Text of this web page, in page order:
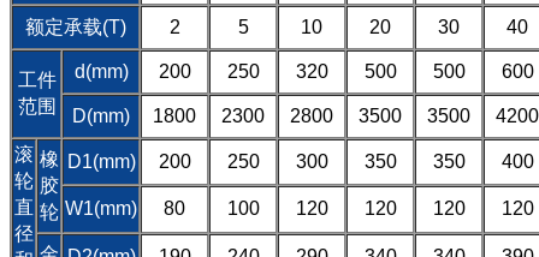
额定承载(T)
2 5 10 20 30 40
工件
范围
d(mm) 200 250 320 500 500 600
D(mm) 1800 2300 2800 3500 3500
4200
滚
轮
直
径
橡
胶
轮
D1(mm) 200 250 300 350 350 400
W1(mm) 80 100 120 120 120 120